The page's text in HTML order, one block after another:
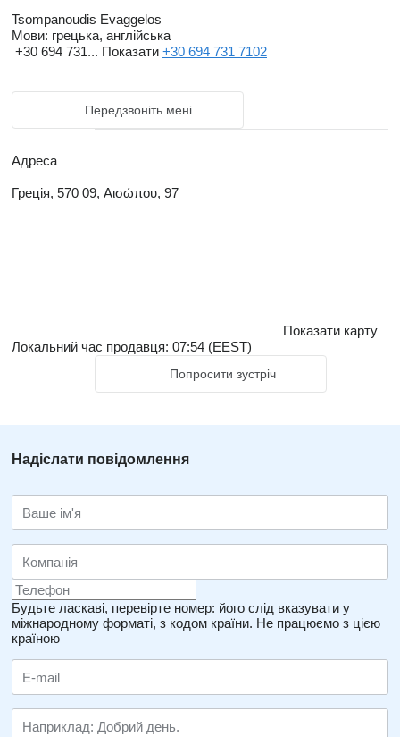
Tsompanoudis Evaggelos
Мови: грецька, англійська
+30 694 731... Показати +30 694 731 7102
Передзвоніть мені
Адреса
Греція, 570 09, Αισώπου, 97
Показати карту
Локальний час продавця: 07:54 (EEST)
Попросити зустріч
Надіслати повідомлення
Будьте ласкаві, перевірте номер: його слід вказувати у
міжнародному форматі, з кодом країни. Не працюємо з цією
країною